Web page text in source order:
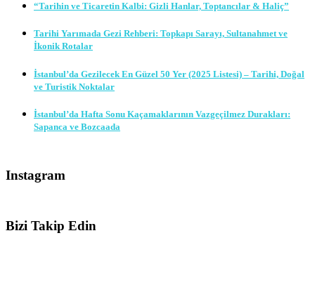
“Tarihin ve Ticaretin Kalbi: Gizli Hanlar, Toptancılar & Haliç”
Tarihi Yarımada Gezi Rehberi: Topkapı Sarayı, Sultanahmet ve
İkonik Rotalar
İstanbul’da Gezilecek En Güzel 50 Yer (2025 Listesi) – Tarihi, Doğal
ve Turistik Noktalar
İstanbul’da Hafta Sonu Kaçamaklarının Vazgeçilmez Durakları:
Sapanca ve Bozcaada
Instagram
Bizi Takip Edin